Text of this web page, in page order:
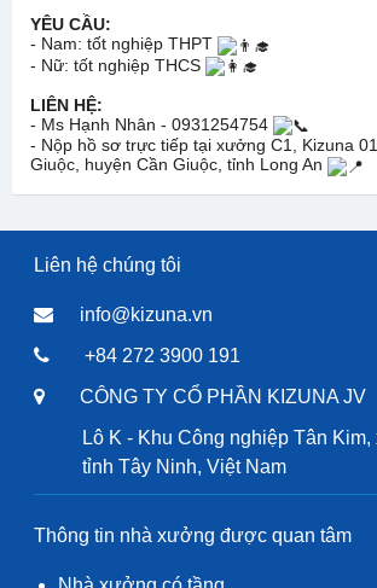
YÊU CẦU:
- Nam: tốt nghiệp THPT
- Nữ: tốt nghiệp THCS
LIÊN HỆ:
- Ms Hạnh Nhân - 0931254754
- Nộp hồ sơ trực tiếp tại xưởng C1, Kizuna
Giuộc, huyện Cần Giuộc, tỉnh Long An
Liên hệ chúng tôi
info@kizuna.vn
+84 272 3900 191
CÔNG TY CỔ PHẦN KIZUNA JV
Lô K - Khu Công nghiệp Tân Kim,
tỉnh Tây Ninh, Việt Nam
Thông tin nhà xưởng được quan tâm